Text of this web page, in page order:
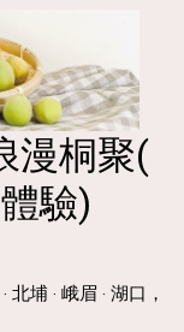
漫桐聚(
驗)
埔 ‧ 峨眉 ‧ 湖口，